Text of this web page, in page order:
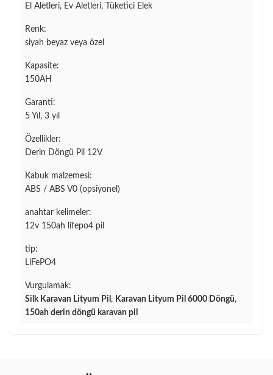
El Aletleri, Ev Aletleri, Tüketici Elek
Renk:
siyah beyaz veya özel
Kapasite:
150AH
Garanti:
5 Yıl, 3 yıl
Özellikler:
Derin Döngü Pil 12V
Kabuk malzemesi:
ABS / ABS V0 (opsiyonel)
anahtar kelimeler:
12v 150ah lifepo4 pil
tip:
LiFePO4
Vurgulamak:
Silk Karavan Lityum Pil , Karavan Lityum Pil 6000 Döngü,
150ah derin döngü karavan pil